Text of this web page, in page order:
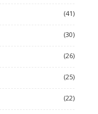
(41)
(30)
(26)
(25)
(22)